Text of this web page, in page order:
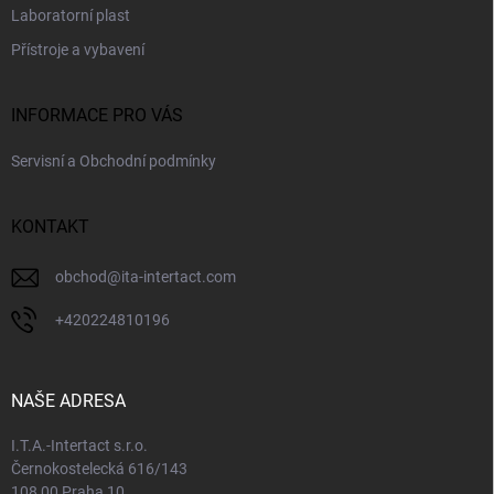
Laboratorní plast
Přístroje a vybavení
INFORMACE PRO VÁS
Servisní a Obchodní podmínky
KONTAKT
obchod@ita-intertact.com
+420224810196
NAŠE ADRESA
I.T.A.-Intertact s.r.o.
Černokostelecká 616/143